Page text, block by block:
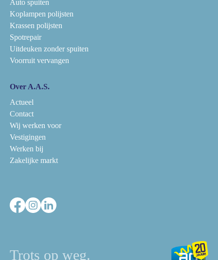
Auto spuiten
Koplampen polijsten
Krassen polijsten
Spotrepair
Uitdeuken zonder spuiten
Voorruit vervangen
Over A.A.S.
Actueel
Contact
Wij werken voor
Vestigingen
Werken bij
Zakelijke markt
Trots op weg.